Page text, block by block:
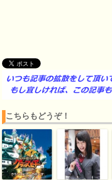
こちらもどうぞ！